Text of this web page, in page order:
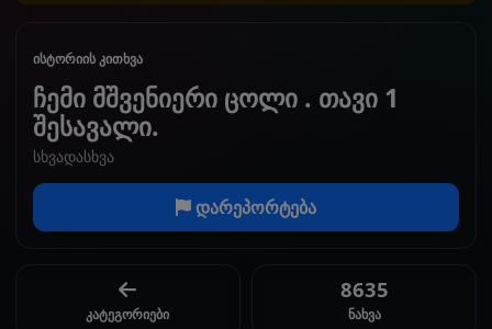
ისტორიის კითხვა
ჩემი მშვენიერი ცოლი . თავი 1
შესავალი.
სხვადასხვა
დარეპორტება
კატეგორიები
8635
ნახვა